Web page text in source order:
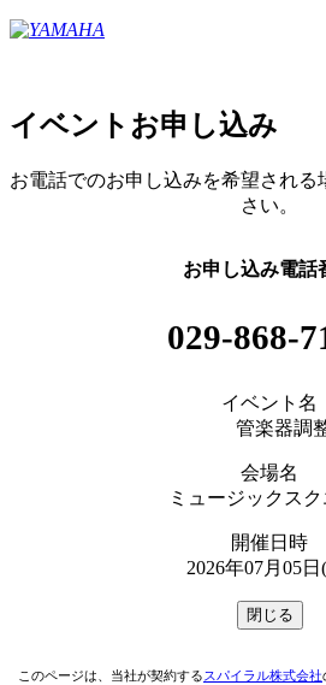
イベントお申し込み
お電話でのお申し込みを希望され
さい。
お申し込み電話
029-868-
イベント名
管楽器調
会場名
ミュージックス
開催日時
2026年07月05日
このページは、当社が契約するスパイラル株式会社